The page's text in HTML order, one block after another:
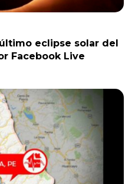
eclipse solar del
Facebook Live